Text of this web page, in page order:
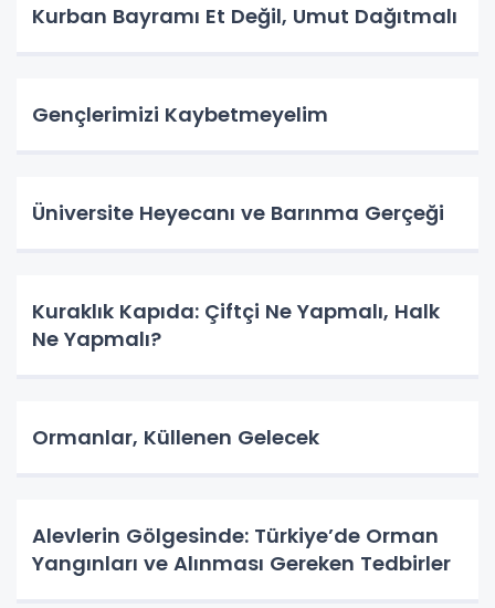
Kurban Bayramı Et Değil, Umut Dağıtmalı
Gençlerimizi Kaybetmeyelim
Üniversite Heyecanı ve Barınma Gerçeği
Kuraklık Kapıda: Çiftçi Ne Yapmalı, Halk
Ne Yapmalı?
Ormanlar, Küllenen Gelecek
Alevlerin Gölgesinde: Türkiye’de Orman
Yangınları ve Alınması Gereken Tedbirler